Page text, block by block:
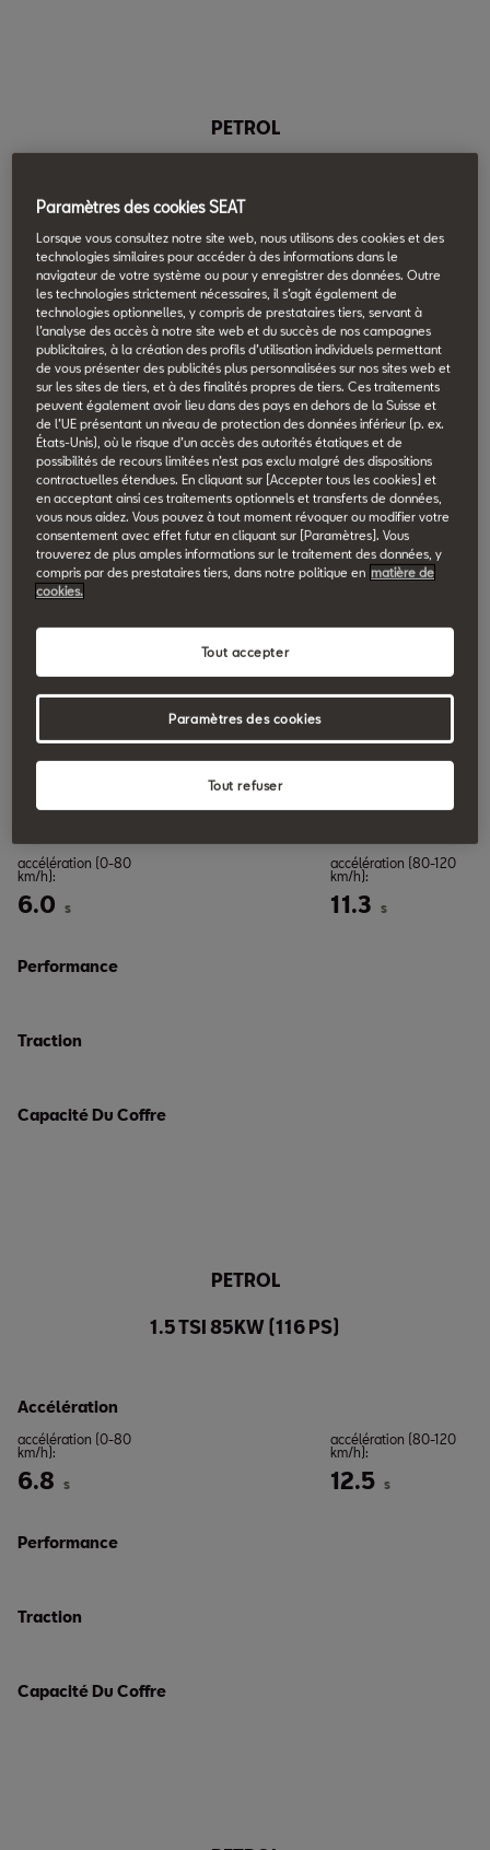
PETROL
Accélération
accélération (0-80
km/h):
5.9 s
accélération (80-120
km/h):
10.4 s
Performance
Traction
Capacité Du Coffre
PETROL
accélération (0-80
km/h):
6.0 s
accélération (80-120
km/h):
11.3 s
Performance
Traction
Capacité Du Coffre
PETROL
1.5 TSI 85KW (116 PS)
Accélération
accélération (0-80
km/h):
6.8 s
accélération (80-120
km/h):
12.5 s
Performance
Traction
Capacité Du Coffre
Paramètres des cookies SEAT
Lorsque vous consultez notre site web, nous utilisons des cookies et des
technologies similaires pour accéder à des informations dans le
navigateur de votre système ou pour y enregistrer des données. Outre
les technologies strictement nécessaires, il s’agit également de
technologies optionnelles, y compris de prestataires tiers, servant à
l’analyse des accès à notre site web et du succès de nos campagnes
publicitaires, à la création des profils d’utilisation individuels permettant
de vous présenter des publicités plus personnalisées sur nos sites web et
sur les sites de tiers, et à des finalités propres de tiers. Ces traitements
peuvent également avoir lieu dans des pays en dehors de la Suisse et
de l’UE présentant un niveau de protection des données inférieur (p. ex.
États-Unis), où le risque d’un accès des autorités étatiques et de
possibilités de recours limitées n’est pas exclu malgré des dispositions
contractuelles étendues. En cliquant sur [Accepter tous les cookies] et
en acceptant ainsi ces traitements optionnels et transferts de données,
vous nous aidez. Vous pouvez à tout moment révoquer ou modifier votre
consentement avec effet futur en cliquant sur [Paramètres]. Vous
trouverez de plus amples informations sur le traitement des données, y
compris par des prestataires tiers, dans notre politique en matière de
cookies.
Tout refuser
Tout accepter
Paramètres des cookies